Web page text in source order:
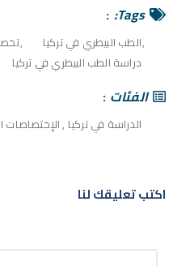
Tags:
الطب البيطري في تركيا
دراسة الطب البيطري في تركيا
الفئات
الدراسة في تركيا ,الإختصاصات
اكتب تعليقك لنا